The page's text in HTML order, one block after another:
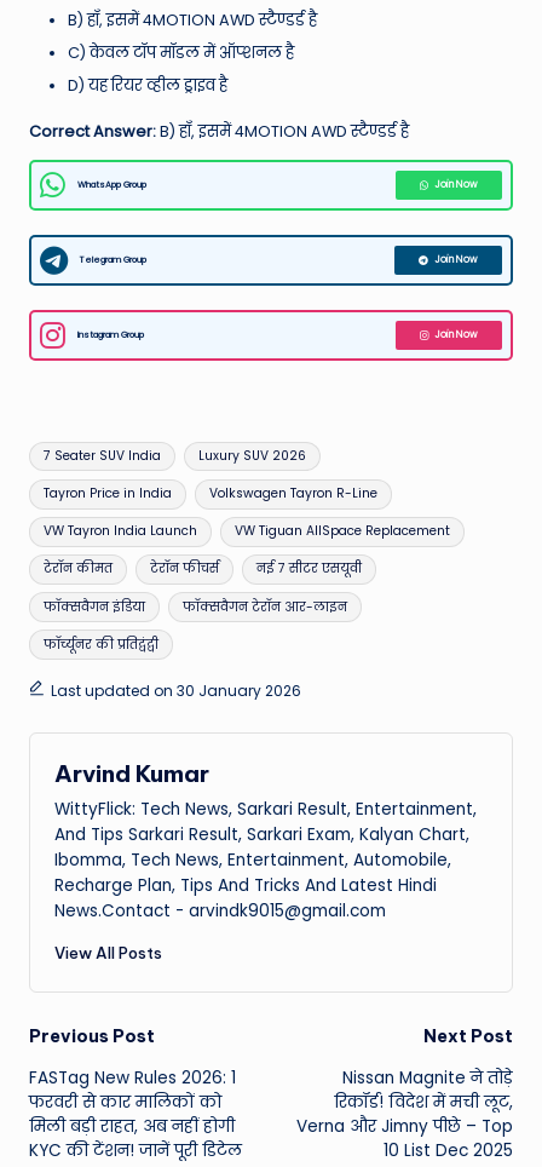
B) हाँ, इसमें 4MOTION AWD स्टैण्डर्ड है
C) केवल टॉप मॉडल में ऑप्शनल है
D) यह रियर व्हील ड्राइव है
Correct Answer:B) हाँ, इसमें 4MOTION AWD स्टैण्डर्ड है
WhatsApp Group Join Now
Telegram Group Join Now
Instagram Group Join Now
Tags:
7 Seater SUV India Luxury SUV 2026
Tayron Price in India Volkswagen Tayron R-Line
VW Tayron India Launch VW Tiguan AllSpace Replacement
टेरॉन कीमत टेरॉन फीचर्स नई 7 सीटर एसयूवी
फॉक्सवैगन इंडिया फॉक्सवैगन टेरॉन आर-लाइन
फॉर्च्यूनर की प्रतिद्वंद्वी
Last updated on 30 January 2026
Arvind Kumar
WittyFlick: Tech News, Sarkari Result, Entertainment,
And Tips Sarkari Result, Sarkari Exam, Kalyan Chart,
Ibomma, Tech News, Entertainment, Automobile,
Recharge Plan, Tips And Tricks And Latest Hindi
News.Contact - arvindk9015@gmail.com
View All Posts
Post
navigation
Previous Post
FASTag New Rules 2026: 1
फरवरी से कार मालिकों को
मिली बड़ी राहत, अब नहीं होगी
KYC की टेंशन! जानें पूरी डिटेल
Next Post
Nissan Magnite ने तोड़े
रिकॉर्ड! विदेश में मची लूट,
Verna और Jimny पीछे – Top
10 List Dec 2025